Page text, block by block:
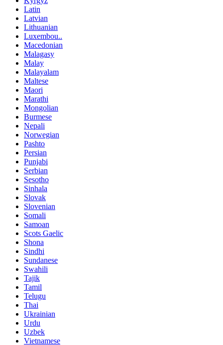
Latin
Latvian
Lithuanian
Luxembou..
Macedonian
Malagasy
Malay
Malayalam
Maltese
Maori
Marathi
Mongolian
Burmese
Nepali
Norwegian
Pashto
Persian
Punjabi
Serbian
Sesotho
Sinhala
Slovak
Slovenian
Somali
Samoan
Scots Gaelic
Shona
Sindhi
Sundanese
Swahili
Tajik
Tamil
Telugu
Thai
Ukrainian
Urdu
Uzbek
Vietnamese